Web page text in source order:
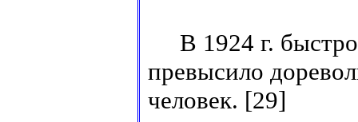
В 1924 г. быстро
превысило
человек. [29]